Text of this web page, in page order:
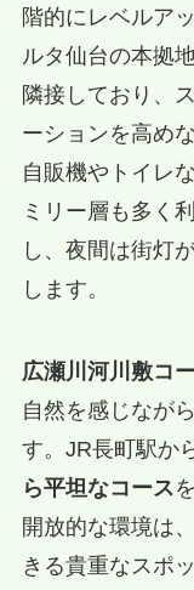
階的にレベルア
ルタ仙台の本拠
隣接しており、
ーションを高め
自販機やトイレ
ミリー層も多く
し、夜間は街灯
します。
広瀬川河川敷コ
自然を感じなが
す。JR長町駅か
ら平坦なコース
開放的な環境は
きる貴重なスポ